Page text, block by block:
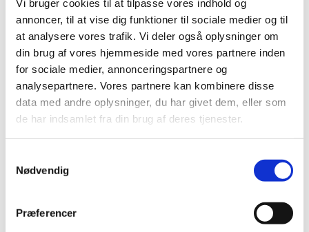
Vi bruger cookies til at tilpasse vores indhold og
annoncer, til at vise dig funktioner til sociale medier og til
at analysere vores trafik. Vi deler også oplysninger om
din brug af vores hjemmeside med vores partnere inden
for sociale medier, annonceringspartnere og
analysepartnere. Vores partnere kan kombinere disse
data med andre oplysninger, du har givet dem, eller som
de har indsamlet fra din brug af deres tjenester.
Nødvendig
Præferencer
hændeligt eller ulovligt bliver slettet,
offentliggjort, fortabt, forringet eller kommer til
uvedkommendes kendskab, misbruges eller i øvrigt
behandles i strid med lovgivningen.
Formål
Oplysningerne bruges til at identificere dig som
registrere dine køb og betalinger, samt at kunne
levere de services, du har efterspurgt, som f.eks. at
oplysningerne til at optimere vores services og